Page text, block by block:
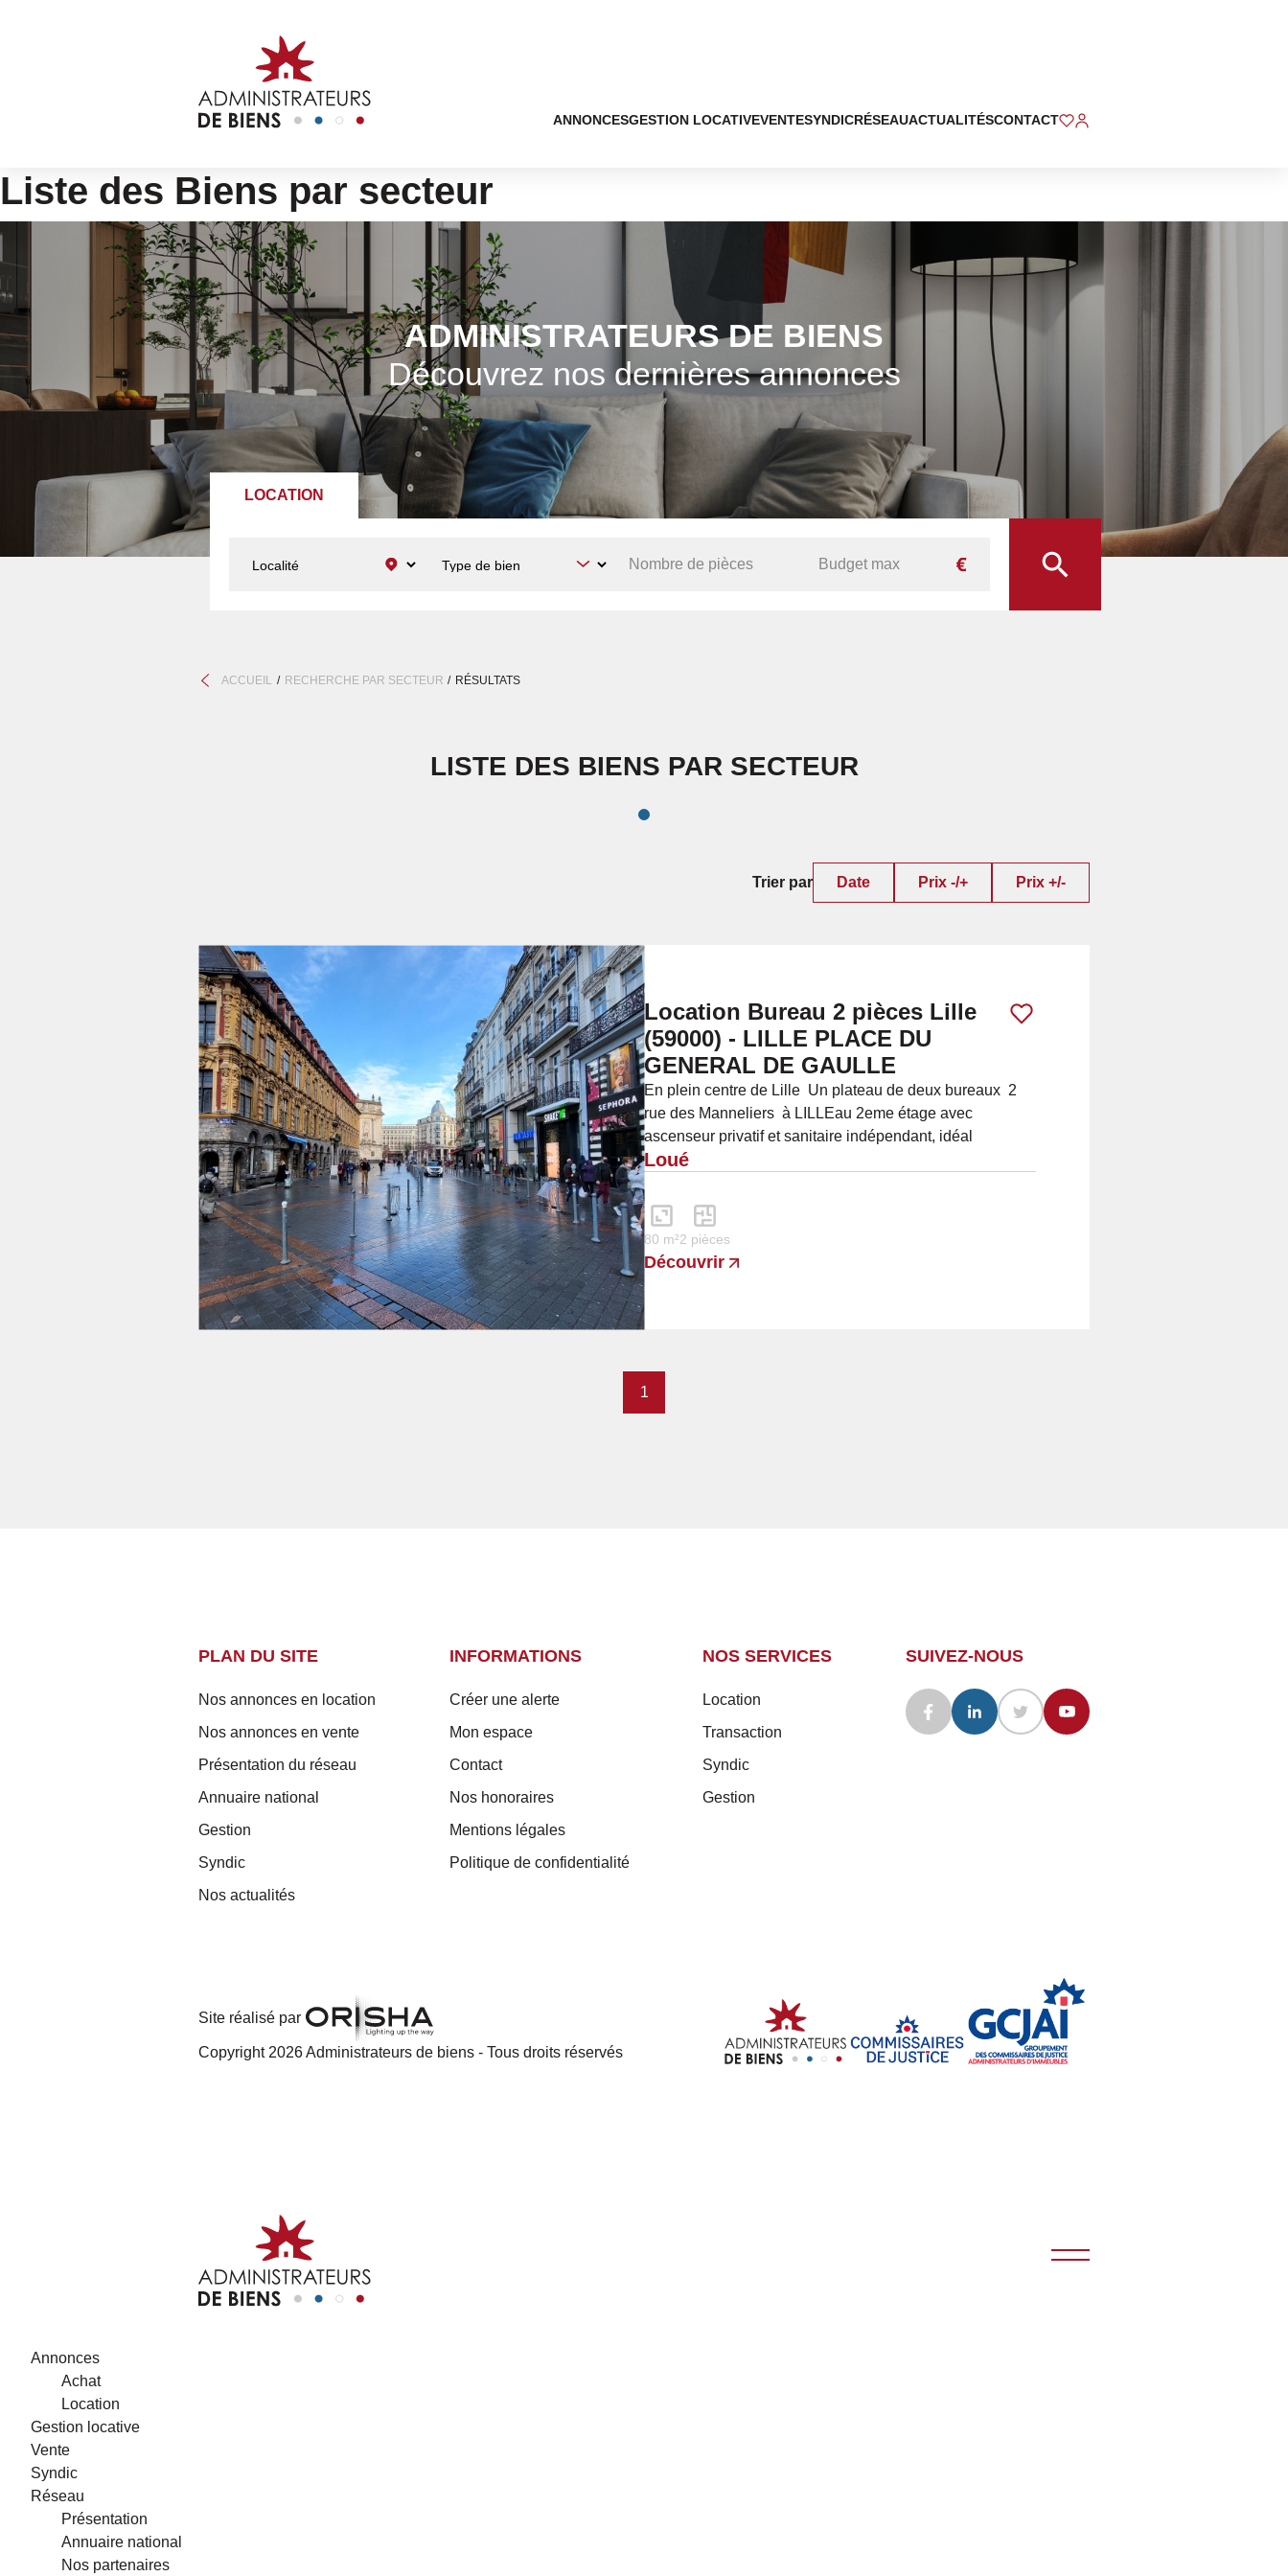
ANNONCESGESTION LOCATIVEVENTESYNDICRÉSEAUACTUALITÉSCONTACT
Liste des Biens par secteur
ADMINISTRATEURS DE BIENS
Découvrez nos dernières annonces
LOCATION
ACCUEIL RECHERCHE PAR SECTEUR RÉSULTATS
LISTE DES BIENS PAR SECTEUR
Trier par Date Prix -/+ Prix +/-
Location Bureau 2 pièces Lille
(59000) - LILLE PLACE DU
GENERAL DE GAULLE
En plein centre de Lille Un plateau de deux bureaux 2
rue des Manneliers à LILLEau 2eme étage avec
ascenseur privatif et sanitaire indépendant, idéal
profession libérale,...
Loué
80 m²2 pièces
Découvrir
1
PLAN DU SITE
Nos annonces en location
Nos annonces en vente
Présentation du réseau
Annuaire national
Gestion
Syndic
Nos actualités
INFORMATIONS
Créer une alerte
Mon espace
Contact
Nos honoraires
Mentions légales
Politique de confidentialité
NOS SERVICES
Location
Transaction
Syndic
Gestion
SUIVEZ-NOUS
Site réalisé par
Copyright 2026 Administrateurs de biens - Tous droits réservés
Annonces
Achat
Location
Gestion locative
Vente
Syndic
Réseau
Présentation
Annuaire national
Nos partenaires